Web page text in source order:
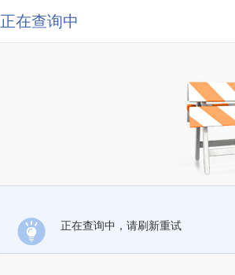
正在查询中
正在查询中，请刷新重试